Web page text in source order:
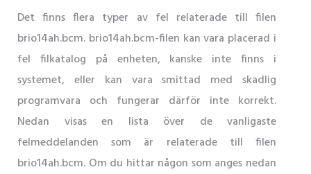
Det finns flera typer av fel relaterade till filen
brio14ah.bcm. brio14ah.bcm-filen kan vara placerad i
fel filkatalog på enheten, kanske inte finns i
systemet, eller kan vara smittad med skadlig
programvara och fungerar därför inte korrekt.
Nedan visas en lista över de vanligaste
felmeddelanden som är relaterade till filen
brio14ah.bcm. Om du hittar någon som anges nedan